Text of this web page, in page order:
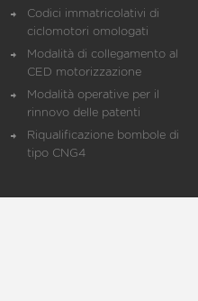
Codici immatricolativi di
ciclomotori omologati
Modalità di collegamento al
CED motorizzazione
Modalità operative per il
rinnovo delle patenti
Riqualificazione bombole di
tipo CNG4